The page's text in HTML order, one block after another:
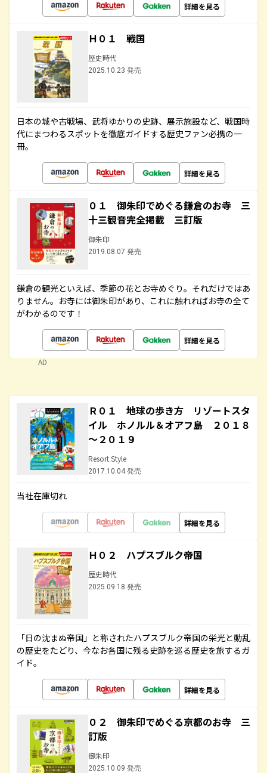
詳細を見る
Ｈ０１ 戦国
歴史時代
2025.10.23 発売
日本の城や古戦場、武将ゆかりの史跡、展示施設など、戦国時
代にまつわるスポットを徹底ガイドする歴史ファン必携の一
冊。
詳細を見る
０１ 御朱印でめぐる鎌倉のお寺 三
十三観音完全掲載 三訂版
御朱印
2019.08.07 発売
鎌倉の観光といえば、季節の花とお寺めぐり。それだけではあ
りません。お寺には御朱印があり、これに触れればお寺の全て
がわかるのです！
詳細を見る
AD
Ｒ０１ 地球の歩き方 リゾートスタ
イル ホノルル＆オアフ島 ２０１８
～２０１９
Resort Style
2017.10.04 発売
当社在庫切れ
詳細を見る
Ｈ０２ ハプスブルク帝国
歴史時代
2025.09.18 発売
「日の沈まぬ帝国」と称されたハプスブルク帝国の栄光と動乱
の歴史をたどり、今なお各国に残る史跡を巡る歴史を旅するガ
イド。
詳細を見る
０２ 御朱印でめぐる京都のお寺 三
訂版
御朱印
2025.10.09 発売